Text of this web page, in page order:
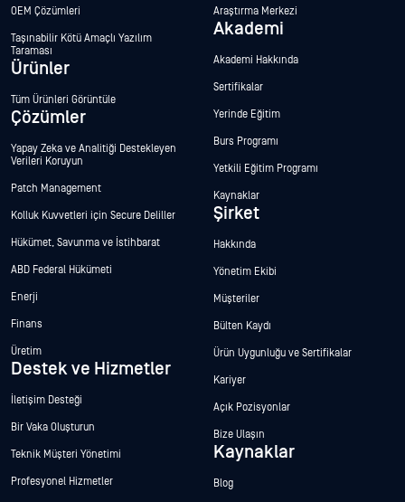
OEM Çözümleri
Taşınabilir Kötü Amaçlı Yazılım
Taraması
Ürünler
Tüm Ürünleri Görüntüle
Çözümler
Yapay Zeka ve Analitiği Destekleyen
Verileri Koruyun
Patch Management
Kolluk Kuvvetleri için Secure Deliller
Hükümet, Savunma ve İstihbarat
ABD Federal Hükümeti
Enerji
Finans
Üretim
Destek ve Hizmetler
İletişim Desteği
Bir Vaka Oluşturun
Teknik Müşteri Yönetimi
Profesyonel Hizmetler
Araştırma Merkezi
Akademi
Akademi Hakkında
Sertifikalar
Yerinde Eğitim
Burs Programı
Yetkili Eğitim Programı
Kaynaklar
Şirket
Hakkında
Yönetim Ekibi
Müşteriler
Bülten Kaydı
Ürün Uygunluğu ve Sertifikalar
Kariyer
Açık Pozisyonlar
Bize Ulaşın
Kaynaklar
Blog